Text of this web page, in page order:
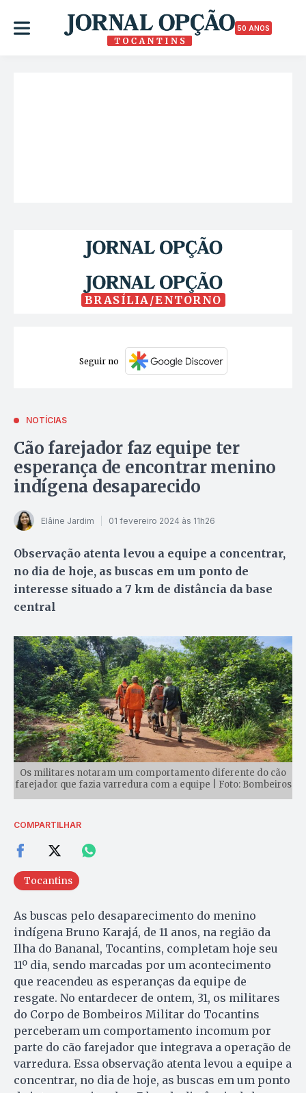
50 ANOS
BRASÍLIA/ENTORNO
Seguir no
NOTÍCIAS
Cão farejador faz equipe ter
esperança de encontrar menino
indígena desaparecido
Elâine Jardim 01 fevereiro 2024 às 11h26
Observação atenta levou a equipe a concentrar,
no dia de hoje, as buscas em um ponto de
interesse situado a 7 km de distância da base
central
Os militares notaram um comportamento diferente do cão
farejador que fazia varredura com a equipe | Foto: Bombeiros
COMPARTILHAR
Tocantins
As buscas pelo desaparecimento do menino
indígena Bruno Karajá, de 11 anos, na região da
Ilha do Bananal, Tocantins, completam hoje seu
11º dia, sendo marcadas por um acontecimento
que reacendeu as esperanças da equipe de
resgate. No entardecer de ontem, 31, os militares
do Corpo de Bombeiros Militar do Tocantins
perceberam um comportamento incomum por
parte do cão farejador que integrava a operação de
varredura. Essa observação atenta levou a equipe a
concentrar, no dia de hoje, as buscas em um ponto